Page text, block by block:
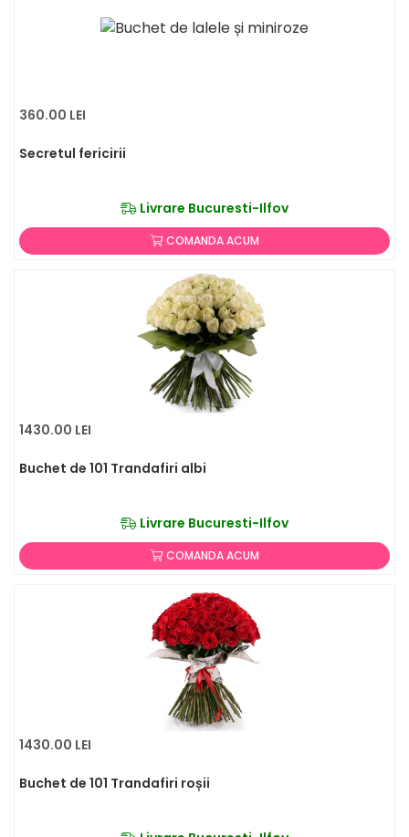
360.00 LEI
Secretul fericirii
Livrare Bucuresti-Ilfov
COMANDA ACUM
1430.00 LEI
Buchet de 101 Trandafiri albi
Livrare Bucuresti-Ilfov
COMANDA ACUM
1430.00 LEI
Buchet de 101 Trandafiri roșii